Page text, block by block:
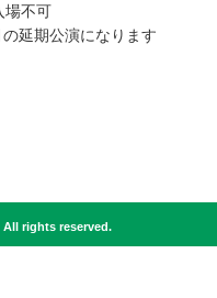
不可
延期公演になります
rights reserved.